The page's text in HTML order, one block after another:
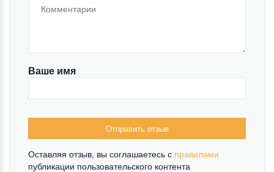
Ваше имя
Отправить отзыв
Оставляя отзыв, вы соглашаетесь c правилами
публикации пользовательского контента